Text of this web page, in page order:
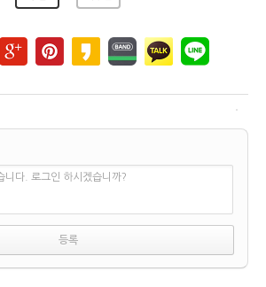
니다. 로그인 하시겠습니까?